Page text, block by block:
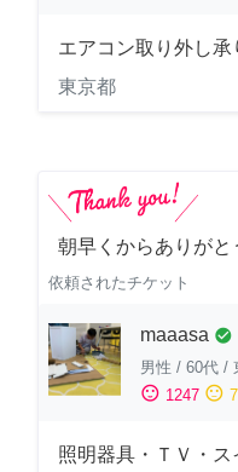
エアコン取り外し承
東京都
朝早くからありがと
依頼されたチケット
maaasa check_circle
男性 / 60代 /
sentiment_satisfied 1247 sentiment_neutral
照明器具・ＴＶ・